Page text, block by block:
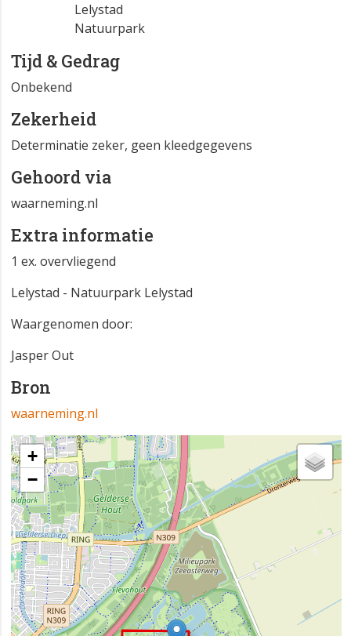
Lelystad
Natuurpark
Tijd & Gedrag
Onbekend
Zekerheid
Determinatie zeker, geen kleedgegevens
Gehoord via
waarneming.nl
Extra informatie
1 ex. overvliegend
Lelystad - Natuurpark Lelystad
Waargenomen door:
Jasper Out
Bron
waarneming.nl
+
−